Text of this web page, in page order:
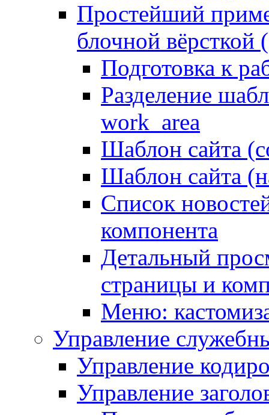
Простейший
блочной вёрсткой
Подготовка к
Разделение
work_area
Шаблон сайта
Шаблон сайта
Список
компонента
Детальный
страницы и
Меню:
Управление
Управление
Управление